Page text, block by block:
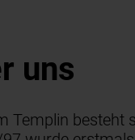
uns
Templin besteht